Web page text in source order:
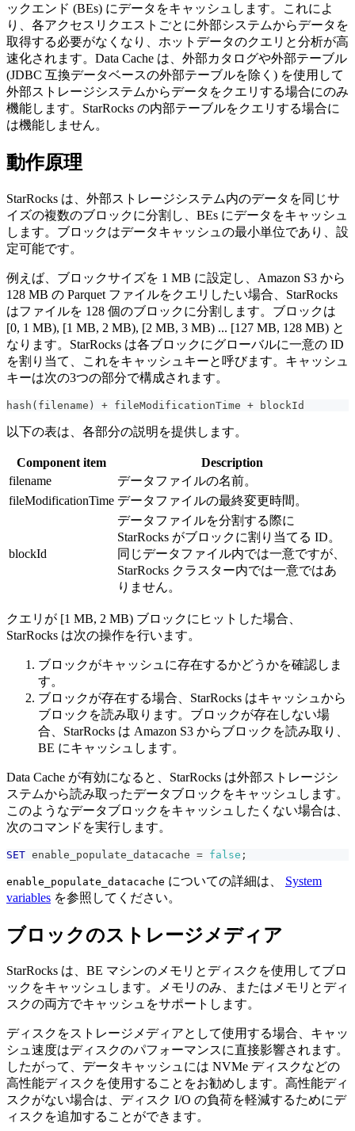
ックエンド (BEs) にデータをキャッシュします。これによ
り、各アクセスリクエストごとに外部システムからデータを
取得する必要がなくなり、ホットデータのクエリと分析が高
速化されます。Data Cache は、外部カタログや外部テーブル
(JDBC 互換データベースの外部テーブルを除く) を使用して
外部ストレージシステムからデータをクエリする場合にのみ
機能します。StarRocks の内部テーブルをクエリする場合に
は機能しません。
動作原理
StarRocks は、外部ストレージシステム内のデータを同じサ
イズの複数のブロックに分割し、BEs にデータをキャッシュ
します。ブロックはデータキャッシュの最小単位であり、設
定可能です。
例えば、ブロックサイズを 1 MB に設定し、Amazon S3 から
128 MB の Parquet ファイルをクエリしたい場合、StarRocks
はファイルを 128 個のブロックに分割します。ブロックは
[0, 1 MB), [1 MB, 2 MB), [2 MB, 3 MB) ... [127 MB, 128 MB) と
なります。StarRocks は各ブロックにグローバルに一意の ID
を割り当て、これをキャッシュキーと呼びます。キャッシュ
キーは次の3つの部分で構成されます。
hash(filename) + fileModificationTime + blockId
以下の表は、各部分の説明を提供します。
Component item
Description
filename
データファイルの名前。
fileModificationTime データファイルの最終変更時間。
blockId
データファイルを分割する際に
StarRocks がブロックに割り当てる ID。
同じデータファイル内では一意ですが、
StarRocks クラスター内では一意ではあ
りません。
クエリが [1 MB, 2 MB) ブロックにヒットした場合、
StarRocks は次の操作を行います。
ブロックがキャッシュに存在するかどうかを確認しま
す。
ブロックが存在する場合、StarRocks はキャッシュから
ブロックを読み取ります。ブロックが存在しない場
合、StarRocks は Amazon S3 からブロックを読み取り、
BE にキャッシュします。
Data Cache が有効になると、StarRocks は外部ストレージシ
ステムから読み取ったデータブロックをキャッシュします。
このようなデータブロックをキャッシュしたくない場合は、
次のコマンドを実行します。
SET enable_populate_datacache = false ;
enable_populate_datacache についての詳細は、 System
variables を参照してください。
ブロックのストレージメディア
StarRocks は、BE マシンのメモリとディスクを使用してブロ
ックをキャッシュします。メモリのみ、またはメモリとディ
スクの両方でキャッシュをサポートします。
ディスクをストレージメディアとして使用する場合、キャッ
シュ速度はディスクのパフォーマンスに直接影響されます。
したがって、データキャッシュには NVMe ディスクなどの
高性能ディスクを使用することをお勧めします。高性能ディ
スクがない場合は、ディスク I/O の負荷を軽減するためにデ
ィスクを追加することができます。